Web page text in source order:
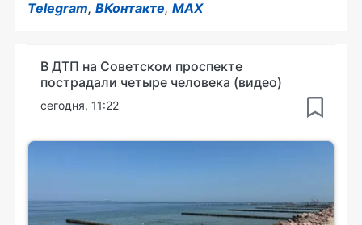
Telegram, ВКонтакте, MAX
В ДТП на Советском проспекте
пострадали четыре человека (видео)
сегодня, 11:22